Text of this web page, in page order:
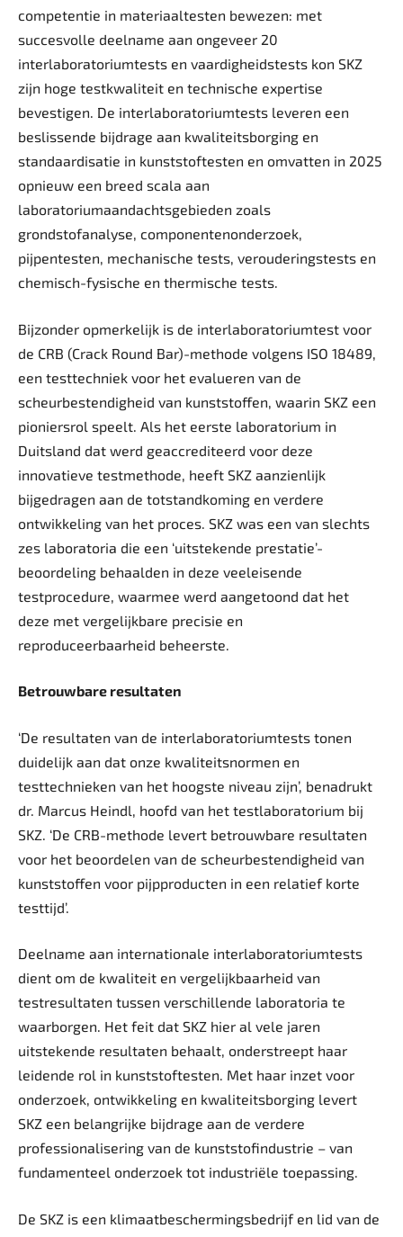
competentie in materiaaltesten bewezen: met
succesvolle deelname aan ongeveer 20
interlaboratoriumtests en vaardigheidstests kon SKZ
zijn hoge testkwaliteit en technische expertise
bevestigen. De interlaboratoriumtests leveren een
beslissende bijdrage aan kwaliteitsborging en
standaardisatie in kunststoftesten en omvatten in 2025
opnieuw een breed scala aan
laboratoriumaandachtsgebieden zoals
grondstofanalyse, componentenonderzoek,
pijpentesten, mechanische tests, verouderingstests en
chemisch-fysische en thermische tests.
Bijzonder opmerkelijk is de interlaboratoriumtest voor
de CRB (Crack Round Bar)-methode volgens ISO 18489,
een testtechniek voor het evalueren van de
scheurbestendigheid van kunststoffen, waarin SKZ een
pioniersrol speelt. Als het eerste laboratorium in
Duitsland dat werd geaccrediteerd voor deze
innovatieve test­methode, heeft SKZ aanzienlijk
bijgedragen aan de totstandkoming en verdere
ontwikkeling van het proces. SKZ was een van slechts
zes laboratoria die een ‘uitstekende prestatie’-
beoordeling behaalden in deze veeleisende
testprocedure, waarmee werd aangetoond dat het
deze met vergelijkbare precisie en
reproduceerbaarheid beheerste.
Betrouwbare resultaten
‘De resultaten van de interlaboratoriumtests tonen
duidelijk aan dat onze kwaliteitsnormen en
testtechnieken van het hoogste niveau zijn’, benadrukt
dr. Marcus Heindl, hoofd van het testlaboratorium bij
SKZ. ‘De CRB-methode levert betrouwbare resultaten
voor het beoordelen van de scheurbestendigheid van
kunststoffen voor pijpproducten in een relatief korte
testtijd’.
Deelname aan internationale interlaboratoriumtests
dient om de kwaliteit en vergelijkbaarheid van
testresultaten tussen verschillende laboratoria te
waarborgen. Het feit dat SKZ hier al vele jaren
uitstekende resultaten behaalt, onderstreept haar
leidende rol in kunststoftesten. Met haar inzet voor
onderzoek, ontwikkeling en kwaliteitsborging levert
SKZ een belangrijke bijdrage aan de verdere
professionalisering van de kunststofindustrie – van
fundamenteel onderzoek tot industriële toepassing.
De SKZ is een klimaatbeschermingsbedrijf en lid van de